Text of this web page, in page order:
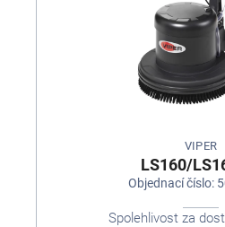
VIPER
LS160/
Objednací číslo:
Spolehlivost za